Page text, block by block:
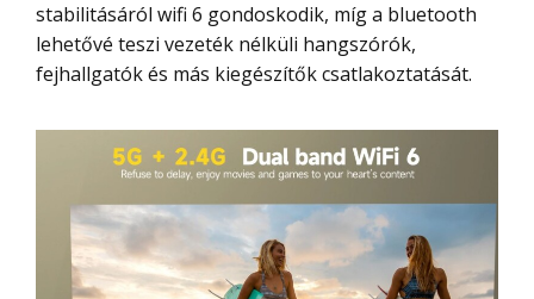
stabilitásáról wifi 6 gondoskodik, míg a bluetooth
lehetővé teszi vezeték nélküli hangszórók,
fejhallgatók és más kiegészítők csatlakoztatását.